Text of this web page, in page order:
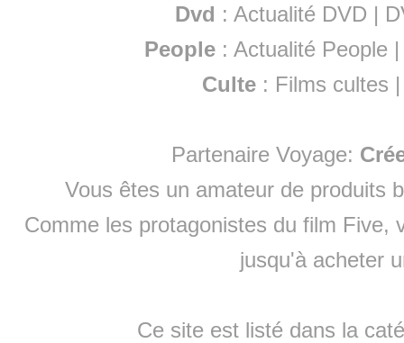
Dvd : Actualité DVD |
People :Actualité People
Culte : Films cultes
Partenaire Voyage:
Vous êtes un amateur de produits
Comme les protagonistes du film Five,
jusqu'à acheter
Ce site est listé dans la